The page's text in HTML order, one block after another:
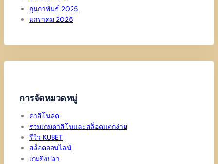
กุมภาพันธ์ 2025
มกราคม 2025
การจัดหมวดหมู่
คาสิโนสด
รวมเกมคาสิโนและสล็อตแตกง่าย
รีวิว KUBET
สล็อตออนไลน์
เกมยิงปลา